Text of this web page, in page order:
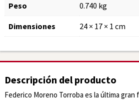
Peso 0.740 kg
Dimensiones 24 × 17 × 1 cm
Descripción del producto
Federico Moreno Torroba es la última gran